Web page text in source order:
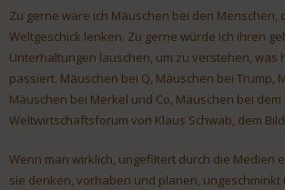
Zu gerne wäre ich Mäuschen bei den Menschen,
Weltgeschick lenken. Zu gerne würde ich ihren
Unterhaltungen lauschen, um zu verstehen, was
passiert. Mäuschen bei Q, Mäuschen bei Trump,
Mäuschen bei Merkel und Co, Mäuschen bei dem
Weltwirtschaftsforum von Klaus Schwab, dem
Wenn man wirklich, ungefiltert durch die Medien
sie denken, vorhaben und planen, ungeschminkt